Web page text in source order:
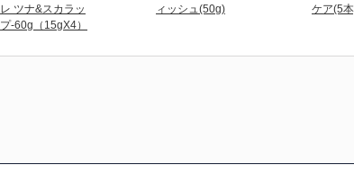
レ ツナ&スカラッ
プ-60g（15gX4）
ィッシュ(50g)
ケア(5